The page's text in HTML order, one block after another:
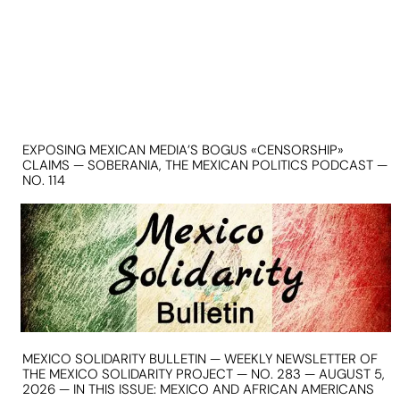
EXPOSING MEXICAN MEDIA’S BOGUS «CENSORSHIP»
CLAIMS — SOBERANIA, THE MEXICAN POLITICS PODCAST —
NO. 114
MEXICO SOLIDARITY BULLETIN — WEEKLY NEWSLETTER OF
THE MEXICO SOLIDARITY PROJECT — NO. 283 — AUGUST 5,
2026 — IN THIS ISSUE: MEXICO AND AFRICAN AMERICANS